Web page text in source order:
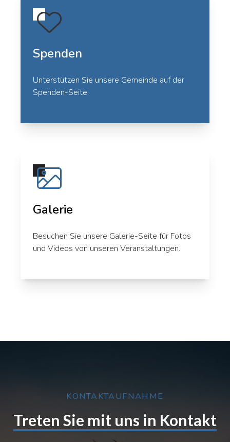
Spenden
Unterstützen Sie unsere Gemeinde auf der
Spenden-Seite.
Galerie
Besuchen Sie unsere Galerie-Seite für Fotos
und Videos von unseren Veranstaltungen.
KONTAKTAUFNAHME
Treten Sie mit uns in Kontakt